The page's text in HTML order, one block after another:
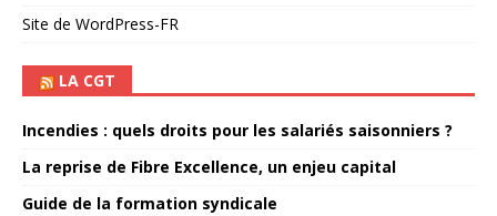
Site de WordPress-FR
LA CGT
Incendies : quels droits pour les salariés saisonniers ?
La reprise de Fibre Excellence, un enjeu capital
Guide de la formation syndicale